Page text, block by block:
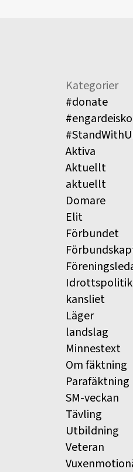
Kategorier
#donate
Aktiva
Aktuellt
aktuellt
Domare
Elit
Förbundet
Idrottspolitik
kansliet
Läger
landslag
Minnestext
Om fäktning
Parafäktning
SM-veckan
Tävling
Utbildning
Veteran